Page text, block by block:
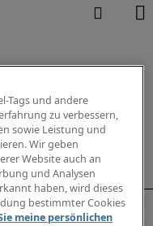
Tags und andere
zu verbessern,
sowie Leistung und
Wir geben
Website auch an
und Analysen
haben, wird dieses
bestimmter Cookies
meine persönlichen